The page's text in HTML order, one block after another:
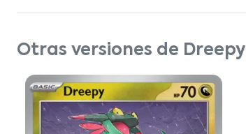
Otras versiones de Dreepy